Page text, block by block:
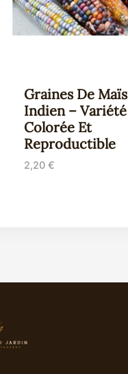
Graines De Maïs
Indien – Variété
Colorée Et
Reproductible
2,20 €